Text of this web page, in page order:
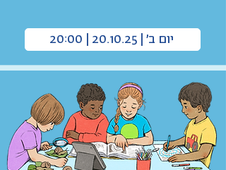
יום ב׳ | 20.10.25 | 20:00